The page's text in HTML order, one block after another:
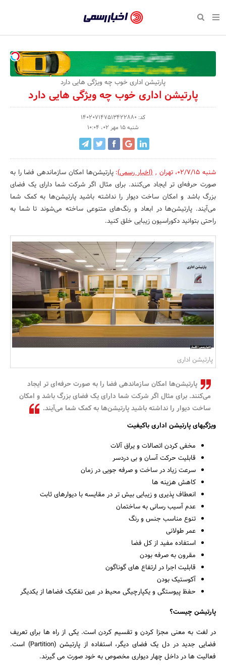
رسمی
-
اخبار
تایید
شده
شرکت‌ها،
سازمان‌ها
و
روابط
عمومی‌ها
بازگشت
صفحه نخست پایگاه خبری صفحه نخست اقتصادی
تجارت و بازار
کارآفرینی و استارتاپ
نفت، انرژی و صنایع
کسب و کار و خرده فروشی
صنایع غذایی و کشاورزی
بانک، بیمه و سرمایه
مسکن و ساختمان
اجتماعی
صفحه نخست اجتماعی
علم و آموزش
بهداشت و درمان
شهر و جامعه
محیط زیست
تبلیغات و روابط عمومی
فرهنگی
صفحه نخست فرهنگی
رسانه‌ها
نشریات و کتاب
سینما و تئاتر
صنایع دستی
صفحه نخست ورزش
تازه‌های ورزش
مکان‌های ورزشی
تجهیزات ورزشی
صفحه نخست سبک زندگی
سلامت و زیبایی
روانشناسی و موفقیت
مد و لباس
رویداد
صفحه نخست رویداد
حراج و تخفیف
جشنواره، نمایشگاه و
مسابقه و فراخوان
جستجو
پارتیشن اداری خوب چه ویژگی هایی دارد
پارتیشن اداری خوب چه ویژگی هایی دارد
کد: 140207147513422880
شنبه 15 مهر 02، 10:04
شنبه 02/7/15 ،تهران ,(اخبار رسمی):پارتیشن‌ها امکان سازماندهی فضا را به
صورت حرفه‌ای تر ایجاد می‌کنند. برای مثال اگر شرکت شما دارای یک فضای
بزرگ باشد و امکان ساخت دیوار را نداشته باشید پارتیشن‌ها به کمک شما
می‌آیند. پارتیشن‌ها در ابعاد و رنگ‌های متنوعی ساخته می‌شوند تا شما به
راحتی بتوانید دکوراسیون زیبایی خلق کنید.
پارتیشن اداری
پارتیشن‌ها امکان سازماندهی فضا را به صورت حرفه‌ای تر ایجاد
می‌کنند. برای مثال اگر شرکت شما دارای یک فضای بزرگ باشد و امکان
ساخت دیوار را نداشته باشید پارتیشن‌ها به کمک شما می‌آیند.
ویژگیهای پارتیشن اداری باکیفیت
مخفی کردن اتصالات و یراق آلات
قابلیت حرکت آسان و بی دردسر
سرعت زیاد در ساخت و صرفه جویی در زمان
کاهش هزینه ها
انعطاف پذیری و زیبایی بیش تر در مقایسه با دیوارهای ثابت
عدم آسیب رسانی به ساختمان
تنوع مناسب جنس و رنگ
عمر طولانی
استفاده مفید از کل فضا
مقرون به صرفه بودن
قابلیت اجرا در ارتفاع های گوناگون
آکوستیک بودن
حفظ پیوستگی و یکپارچیگی محیط در عین تفکیک فضاها از یکدیگر
پارتیشن چیست؟
در لغت به معنی مجزا کردن و تقسیم کردن است. یکی از راه ها برای تعریف
فضایی جدید در دل یک فضای دیگر، استفاده از پارتیشن (Partition) است.
فعالیت ها در داخل چهار دیواری مخصوص به خود صورت می گیرند.